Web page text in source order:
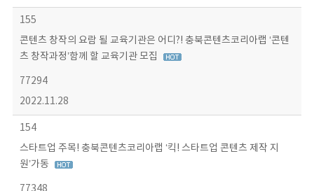
155
콘텐츠 창작의 요람 될 교육기관은 어디?! 충북콘텐츠코리아랩 ‘콘텐
츠 창작과정’함께 할 교육기관 모집
77294
2022.11.28
154
스타트업 주목! 충북콘텐츠코리아랩 ‘킥! 스타트업 콘텐츠 제작 지
원’가동